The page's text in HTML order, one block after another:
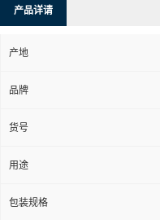
产品详请
产地
品牌
货号
用途
包装规格